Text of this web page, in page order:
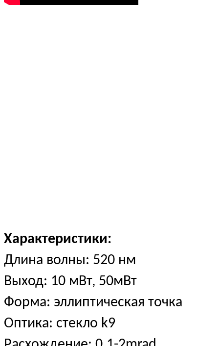
Характеристики:
Длина волны: 520 нм
Выход: 10 мВт, 50мВт
Форма: эллиптическая точка
Оптика: стекло k9